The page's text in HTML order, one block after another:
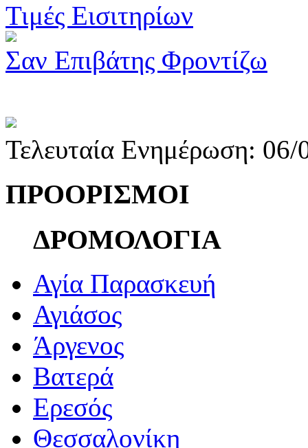
Τιμές Εισιτηρίων
Σαν Επιβάτης Φροντίζω
Τελευταία Ενημέρωση:
ΠΡΟΟΡΙΣΜΟΙ
ΔΡΟΜΟΛΟΓΙΑ
Αγία Παρασκευή
Αγιάσος
Άργενος
Βατερά
Ερεσός
Θεσσαλονίκη